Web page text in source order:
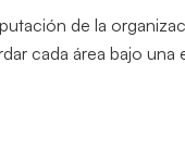
de la
cada área bajo